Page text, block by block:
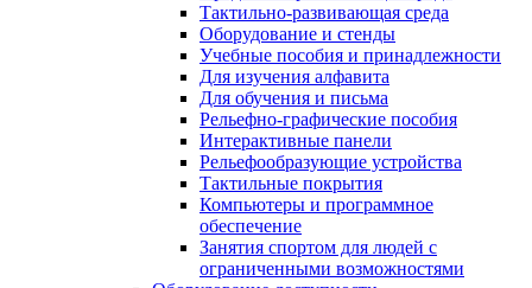
Тактильно-развивающая среда
Оборудование и стенды
Учебные пособия и принадлежности
Для изучения алфавита
Для обучения и письма
Рельефно-графические пособия
Интерактивные панели
Рельефообразующие устройства
Тактильные покрытия
Компьютеры и программное
обеспечение
Занятия спортом для людей с
ограниченными возможностями